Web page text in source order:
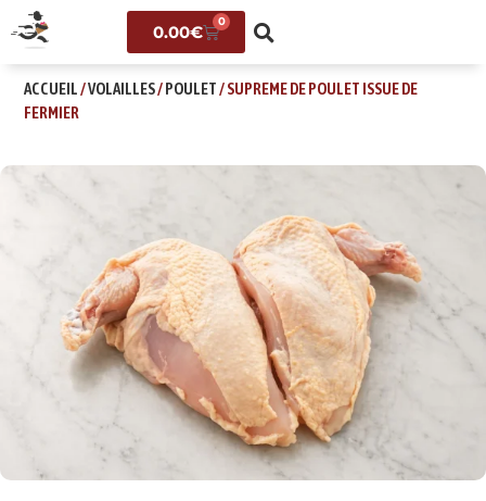
0.00€
0
ACCUEIL/VOLAILLES/POULET/ SUPREME DE POULET ISSUE DE
FERMIER